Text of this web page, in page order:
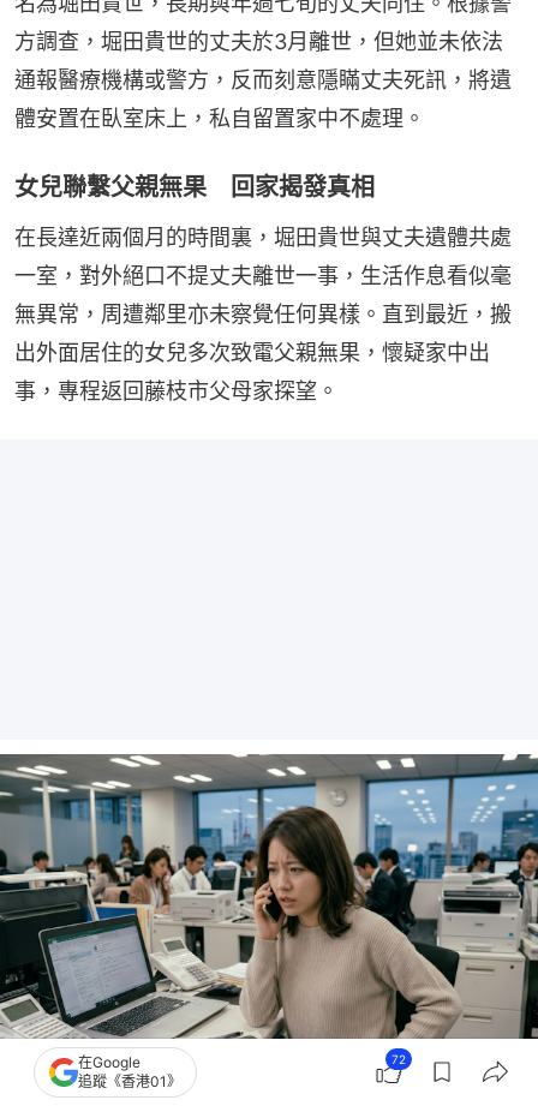
方調查，堀田貴世的丈夫於3月離世，但她並未依法
通報醫療機構或警方，反而刻意隱瞞丈夫死訊，將遺
體安置在臥室床上，私自留置家中不處理。
女兒聯繫父親無果 回家揭發真相
在長達近兩個月的時間裏，堀田貴世與丈夫遺體共處
一室，對外絕口不提丈夫離世一事，生活作息看似毫
無異常，周遭鄰里亦未察覺任何異樣。直到最近，搬
出外面居住的女兒多次致電父親無果，懷疑家中出
事，專程返回藤枝市父母家探望。
在Google
追蹤《香港01》
72